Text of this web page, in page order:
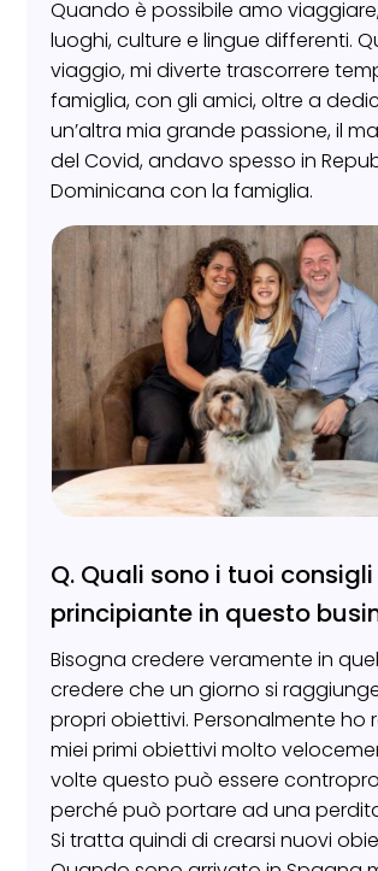
Quando è possibile amo
luoghi, culture e lingue differenti.
viaggio, mi diverte trascorrere
famiglia, con gli amici, oltre a
un’altra mia grande passione, il
del Covid, andavo spesso in
Dominicana con la famiglia.
Q. Quali sono i tuoi
principiante in questo
Bisogna credere veramente in
credere che un giorno si
propri obiettivi. Personalmente ho
miei primi obiettivi molto
volte questo può essere
perché può portare ad una
Si tratta quindi di crearsi nuovi